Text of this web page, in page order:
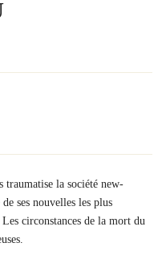
traumatise la société new-
ses nouvelles les plus
circonstances de la mort du